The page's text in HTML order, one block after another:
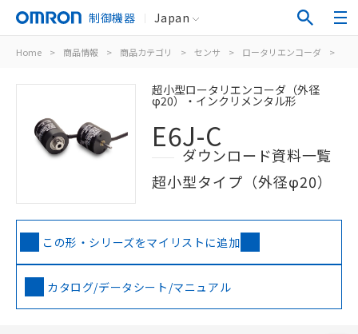
制御機器 Japan
Home > 商品情報 > 商品カテゴリ > センサ > ロータリエンコーダ >
超小型ロータリエンコーダ（外径
φ20）・インクリメンタル形
E6J-C
ダウンロード資料一覧
超小型タイプ（外径φ20）
この形・シリーズをマイリストに追加
カタログ/データシート/マニュアル